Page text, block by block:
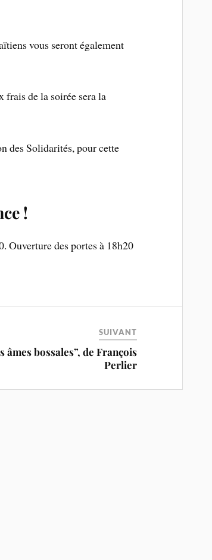
vous seront également
de la soirée sera la
des Solidarités, pour cette
!
Ouverture des portes à 18h20
SUIVANT
âmes bossales”, de François
Perlier